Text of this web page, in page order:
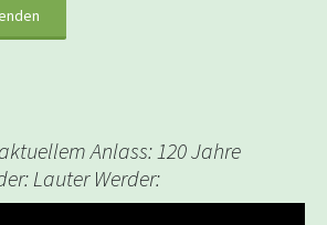
Anlass: 120 Jahre
Lauter Werder: